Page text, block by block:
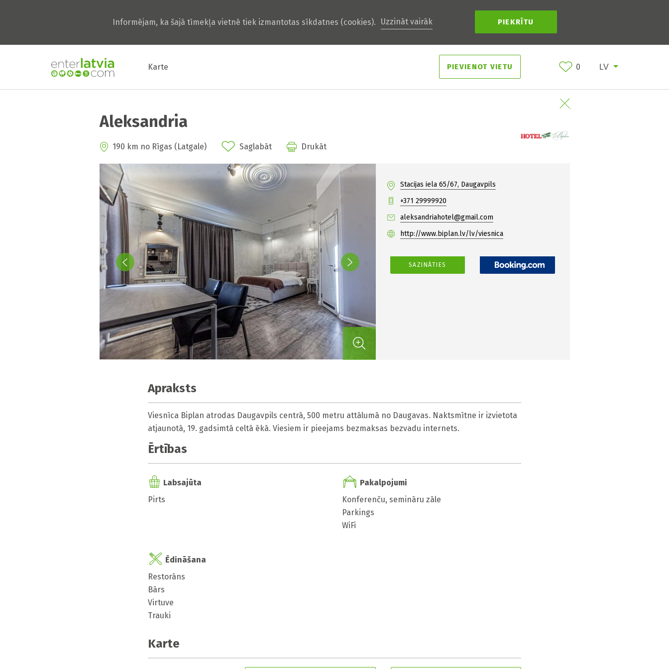
Informējam, ka šajā tīmekļa vietnē tiek izmantotas sīkdatnes (cookies). Uzzināt vairāk PIEKRĪTU
Karte PIEVIENOT VIETU 0
Aleksandria
190 km no Rīgas (Latgale) Saglabāt Drukāt
Stacijas iela 65/67, Daugavpils
+371 29999920
aleksandriahotel@gmail.com
http://www.biplan.lv/lv/viesnica
SAZINĀTIES
Apraksts
Viesnīca Biplan atrodas Daugavpils centrā, 500 metru attālumā no Daugavas. Naktsmītne ir izvietota
atjaunotā, 19. gadsimtā celtā ēkā. Viesiem ir pieejams bezmaksas bezvadu internets.
Ērtības
Labsajūta
Pirts
Pakalpojumi
Konferenču, semināru zāle
Parkings
WiFi
Ēdināšana
Restorāns
Bārs
Virtuve
Trauki
Karte